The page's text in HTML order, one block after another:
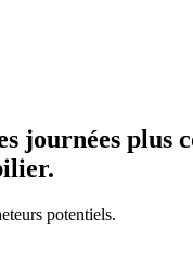
plus
potentiels.